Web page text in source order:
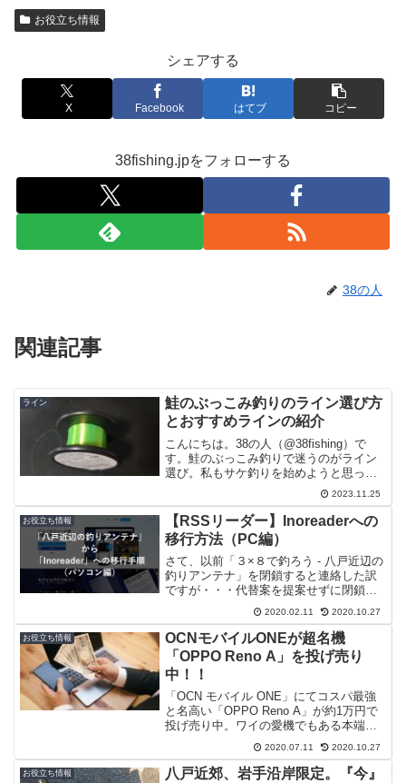
お役立ち情報
シェアする
X Facebook はてブ コピー
38fishing.jpをフォローする
38の人
関連記事
ライン
鮭のぶっこみ釣りのライン選び方
とおすすめラインの紹介
こんにちは。38の人（@38fishing）で
す。鮭のぶっこみ釣りで迷うのがライン
選び。私もサケ釣りを始めようと思った
時、何のラインの何号を選べばいいかも
分かりませんでした。なので、この記事
では鮭のぶっこみ釣りにおけるラインの
選び方、おすす...
2023.11.25
お役立ち情報
【RSSリーダー】Inoreaderへの
移行方法（PC編）
さて、以前「３×８で釣ろう - 八戸近辺の
釣りアンテナ」を閉鎖すると連絡した訳
ですが・・・代替案を提案せずに閉鎖す
るのも「なんだかな～」と思い、RSSリ
ーダー「Inoreader」への移行方法をまと
めました。RSSリーダーというと
「Feed...
2020.02.11 2020.10.27
お役立ち情報
OCNモバイルONEが超名機
「OPPO Reno A」を投げ売り
中！！
「OCN モバイル ONE」にてコスパ最強
と名高い「OPPO Reno A」が約1万円で
投げ売り中。ワイの愛機でもある本端末
ですが、通常3万以上する端末が1万で購
入できるのは超お買い得です。ココが凄
いよ「OPPO Reno A」スナドラ71...
2020.07.11 2020.10.27
お役立ち情報
八戸近郊、岩手沿岸限定。『今』